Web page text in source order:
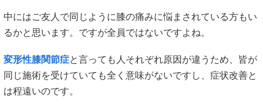
中にはご友人で同じように膝の痛みに悩まされている方もい
るかと思います。ですが全員ではないですよね。
変形性膝関節症と言っても人それぞれ原因が違うため、皆が
同じ施術を受けていても全く意味がないですし、症状改善と
は程遠いのです。